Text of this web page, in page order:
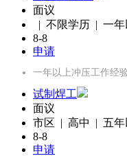
面议
| 不限学历 | 一年
8-8
申请
一年以上冲压工作经
试制焊工
面议
市区 | 高中 | 五年
8-8
申请